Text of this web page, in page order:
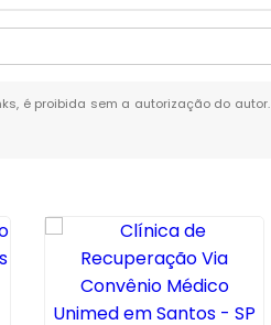
é proibida sem a autorização do autor.